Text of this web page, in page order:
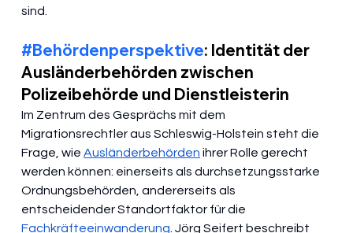
sind.
#Behördenperspektive: Identität der
Ausländerbehörden zwischen
Polizeibehörde und Dienstleisterin
Im Zentrum des Gesprächs mit dem
Migrationsrechtler aus Schleswig-Holstein steht die
Frage, wie Ausländerbehörden ihrer Rolle gerecht
werden können: einerseits als durchsetzungsstarke
Ordnungsbehörden, andererseits als
entscheidender Standortfaktor für die
Fachkräfteeinwanderung . Jörg Seifert beschreibt